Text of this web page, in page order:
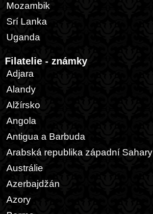
Mozambik
Srí Lanka
Uganda
Filatelie - známky
Adjara
Alandy
Alžírsko
Angola
Antigua a Barbuda
Arabská republika západní Sahary
Austrálie
Azerbajdžán
Azory